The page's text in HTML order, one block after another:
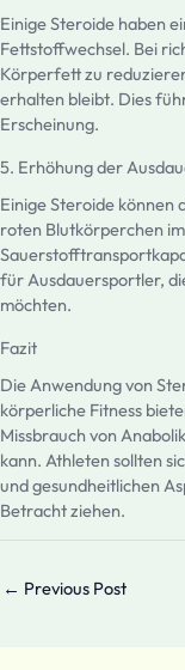
Einige Steroide haben
Fettstoffwechsel. Bei
Körperfett zu
erhalten bleibt. Dies
Erscheinung.
5. Erhöhung der
Einige Steroide können
roten Blutkörperchen
für Ausdauersportler,
möchten.
Fazit
Die Anwendung von
körperliche Fitness
Missbrauch von
kann. Athleten sollten
und gesundheitlichen
Betracht ziehen.
← Previous Post